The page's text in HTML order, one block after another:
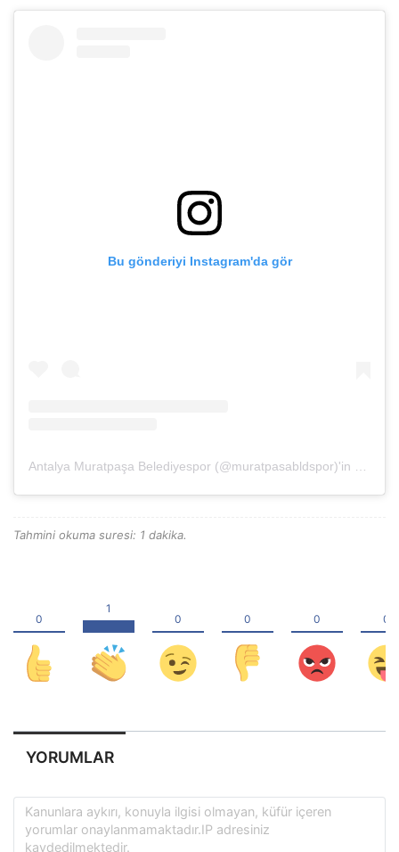
Bu gönderiyi Instagram'da gör
Antalya Muratpaşa Belediyespor (@muratpasabldspor)'in paylaştığı bir gönderi
Tahmini okuma suresi: 1 dakika.
YORUMLAR